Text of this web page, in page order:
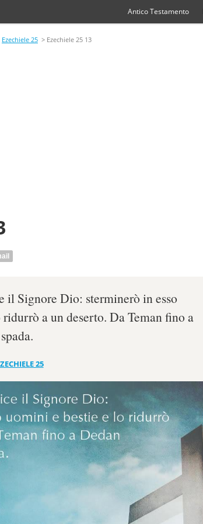
Antico Testamento
Ezechiele 25 > Ezechiele 25 13
il Signore Dio: sterminerò in esso
a un deserto. Da Teman fino a
25